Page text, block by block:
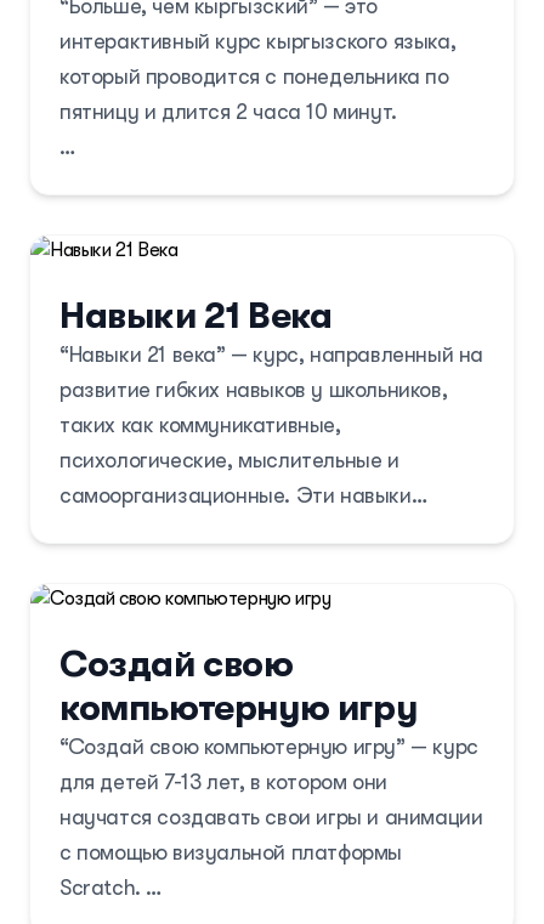
Он направлен на улучшение языковых
компетенций, критического мышления и
творческих способностей учащихся, а
“Больше, чем кыргызский” — это
интерактивный курс кыргызского языка,
который проводится с понедельника по
пятницу и длится 2 часа 10 минут.
направленных на развитие
кругозора через погружение в культуру и
язык. Занятия проходят в игровой форме,
способствуя практическому применению
знаний и уважению к родному языку.
Навыки 21 Века
“Навыки 21 века” — курс, направленный на
развитие гибких навыков у школьников,
таких как коммуникативные,
психологические, мыслительные и
самоорганизационные. Эти навыки
временем, поддерживать мотивацию, быть
также развивать лидерские качества. По
завершении курса ученики смогут
приоритизировать задачи, планировать
время, выступать публично и мыслить
креативно и логически.
Создай свою
компьютерную игру
“Создай свою компьютерную игру” — курс
для детей 7-13 лет, в котором они
научатся создавать свои игры и анимации
с помощью визуальной платформы
Scratch.